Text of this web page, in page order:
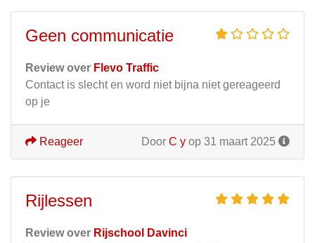
Geen communicatie
Review over Flevo Traffic
Contact is slecht en word niet bijna niet gereageerd
op je
Door C y op 31 maart 2025
Reageer
Rijlessen
Review over Rijschool Davinci